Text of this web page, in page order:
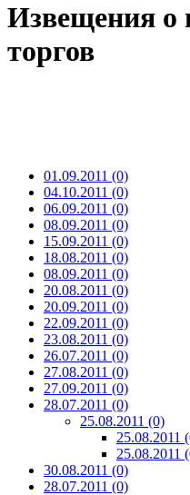
Извещения о
торгов
01.09.2011 (0)
04.10.2011 (0)
06.09.2011 (0)
08.09.2011 (0)
15.09.2011 (0)
18.08.2011 (0)
08.09.2011 (0)
20.08.2011 (0)
20.09.2011 (0)
22.09.2011 (0)
23.08.2011 (0)
26.07.2011 (0)
27.08.2011 (0)
27.09.2011 (0)
28.07.2011 (0)
25.08.2011 (0)
25.08.2011
25.08.2011
30.08.2011 (0)
28.07.2011 (0)